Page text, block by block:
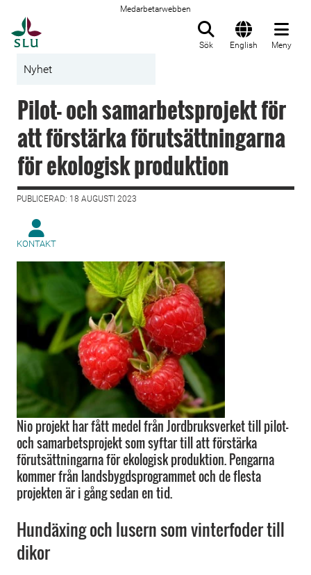
Medarbetarwebben
Sök English Meny
Nyhet
Pilot- och samarbetsprojekt för
att förstärka förutsättningarna
för ekologisk produktion
PUBLICERAD: 18 AUGUSTI 2023
KONTAKT
Nio projekt har fått medel från Jordbruksverket till pilot-
och samarbetsprojekt som syftar till att förstärka
förutsättningarna för ekologisk produktion. Pengarna
kommer från landsbygdsprogrammet och de flesta
projekten är i gång sedan en tid.
Hundäxing och lusern som vinterfoder till
dikor